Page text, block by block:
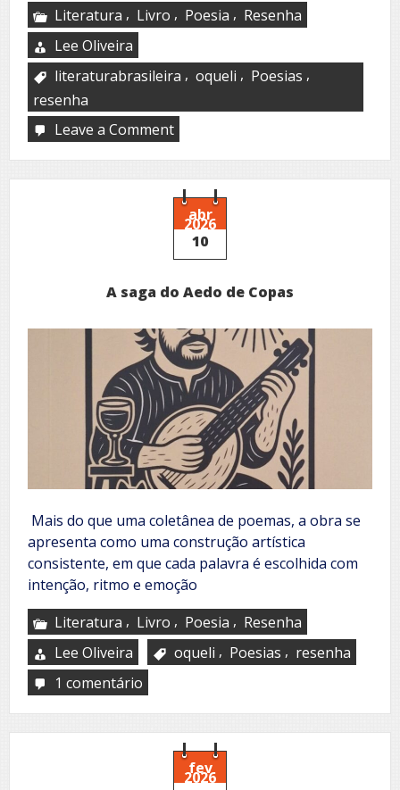
Literatura , Livro , Poesia , Resenha
Lee Oliveira
literaturabrasileira , oqueli , Poesias ,
resenha
Leave a Commenton
Pinheiro
abr
2026
10
A saga do Aedo de Copas
Mais do que uma coletânea de poemas, a obra se
apresenta como uma construção artística
consistente, em que cada palavra é escolhida com
intenção, ritmo e emoção
Literatura , Livro , Poesia , Resenha
Lee Oliveira
oqueli , Poesias , resenha
1 comentário
saga
do
Aedo
Copas
fev
2026